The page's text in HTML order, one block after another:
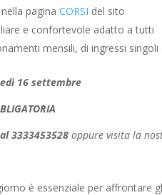
paginaCORSI del sito
e confortevole adatto a tutti
mensili, di ingressi
16 settembre
3333453528 oppure visita la
è essenziale per